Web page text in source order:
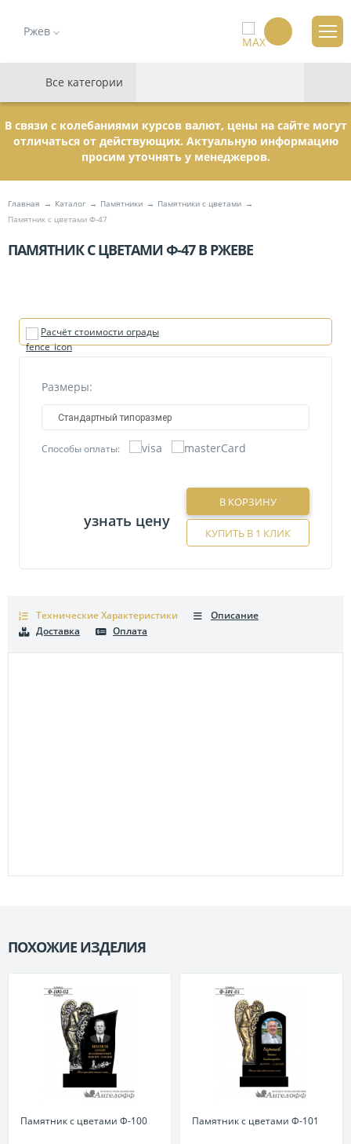
Ржев
Все категории
В связи с колебаниями курсов валют, цены на сайте могут
отличаться от действующих. Актуальную информацию
просим уточнять у менеджеров.
Главная Каталог Памятники
Памятники с цветами
Памятник с цветами Ф-47
ПАМЯТНИК С ЦВЕТАМИ Ф-47 В РЖЕВЕ
Расчёт стоимости ограды
Размеры:
Стандартный типоразмер
Способы оплаты:
узнать цену
В КОРЗИНУ
КУПИТЬ В 1 КЛИК
Технические Характеристики
Описание
Доставка
Оплата
ПОХОЖИЕ ИЗДЕЛИЯ
Памятник с цветами Ф-100 Памятник с цветами Ф-101